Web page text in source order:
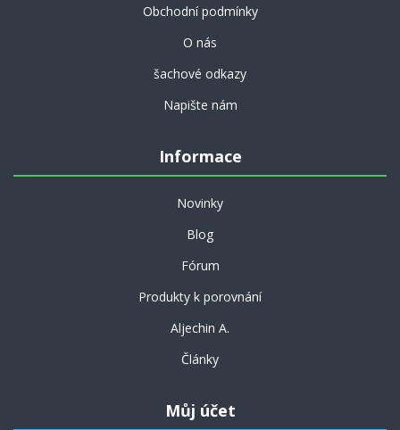
Obchodní podmínky
O nás
šachové odkazy
Napište nám
Informace
Novinky
Blog
Fórum
Produkty k porovnání
Aljechin A.
Články
Můj účet